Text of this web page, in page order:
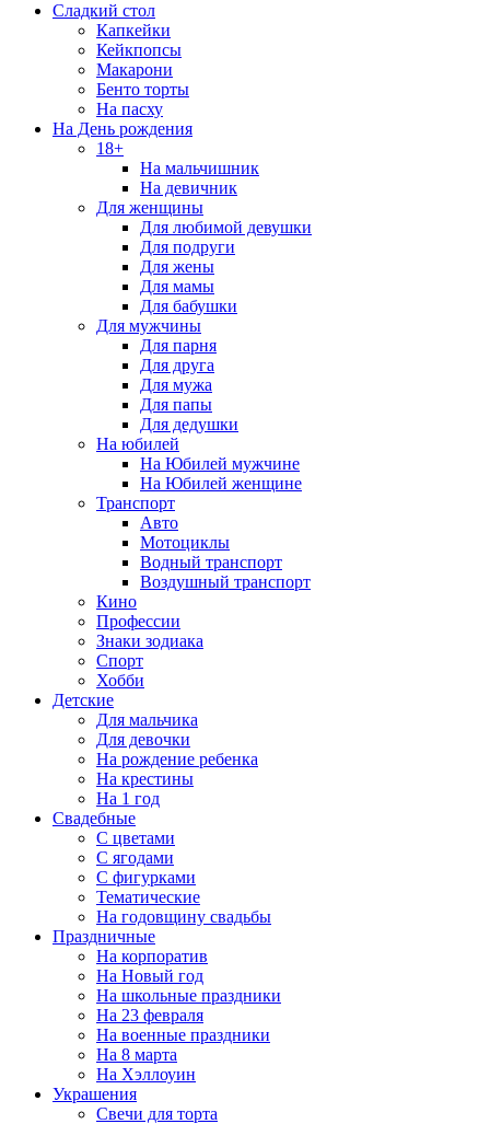
Сладкий стол
Капкейки
Кейкпопсы
Макарони
Бенто торты
На пасху
На День рождения
18+
На мальчишник
На девичник
Для женщины
Для любимой девушки
Для подруги
Для жены
Для мамы
Для бабушки
Для мужчины
Для парня
Для друга
Для мужа
Для папы
Для дедушки
На юбилей
На Юбилей мужчине
На Юбилей женщине
Транспорт
Авто
Мотоциклы
Водный транспорт
Воздушный транспорт
Кино
Профессии
Знаки зодиака
Спорт
Хобби
Детские
Для мальчика
Для девочки
На рождение ребенка
На крестины
На 1 год
Свадебные
С цветами
С ягодами
С фигурками
Тематические
На годовщину свадьбы
Праздничные
На корпоратив
На Новый год
На школьные праздники
На 23 февраля
На военные праздники
На 8 марта
На Хэллоуин
Украшения
Свечи для торта